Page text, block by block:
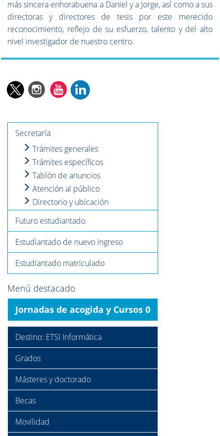
más sincera enhorabuena a Daniel y a Jorge, así como a sus
directoras y directores de tesis por este merecido
reconocimiento, reflejo de su esfuerzo, talento y del alto
nivel investigador de nuestro centro.
Secretaría
Trámites generales
Trámites específicos
Tablón de anuncios
Atención al público
Directorio y ubicación
Futuro estudiantado
Estudiantado de nuevo ingreso
Estudiantado matriculado
Menú destacado
Jornadas de acogida y Cursos 0
Destino: ETSI Informática
Grados
Másteres y doctorado
Becas
Movilidad